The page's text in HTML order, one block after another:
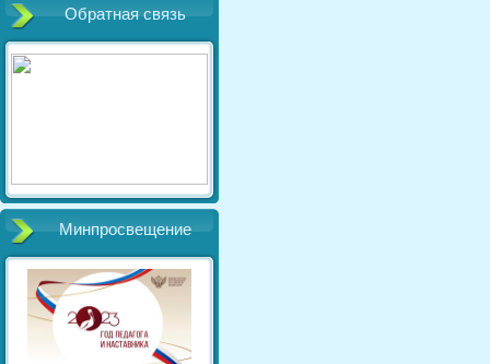
Обратная связь
Минпросвещение